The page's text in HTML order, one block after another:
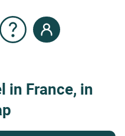
in France, in